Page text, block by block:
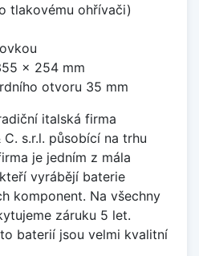
tlakovému ohřívači)
x 254 mm
otvoru 35 mm
italská firma
C. s.r.l. působící na trhu
je jedním z mála
vyrábějí baterie
komponent. Na všechny
záruku 5 let.
baterií jsou velmi kvalitní